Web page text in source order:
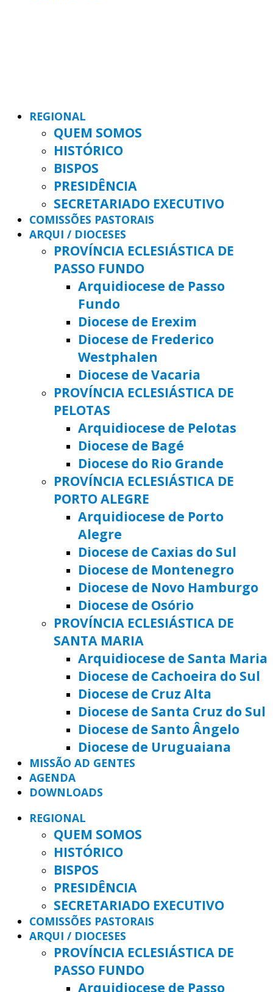
REGIONAL
QUEM SOMOS
HISTÓRICO
BISPOS
PRESIDÊNCIA
SECRETARIADO EXECUTIVO
COMISSÕES PASTORAIS
ARQUI / DIOCESES
PROVÍNCIA ECLESIÁSTICA DE
PASSO FUNDO
Arquidiocese de Passo
Fundo
Diocese de Erexim
Diocese de Frederico
Westphalen
Diocese de Vacaria
PROVÍNCIA ECLESIÁSTICA DE
PELOTAS
Arquidiocese de Pelotas
Diocese de Bagé
Diocese do Rio Grande
PROVÍNCIA ECLESIÁSTICA DE
PORTO ALEGRE
Arquidiocese de Porto
Alegre
Diocese de Caxias do Sul
Diocese de Montenegro
Diocese de Novo Hamburgo
Diocese de Osório
PROVÍNCIA ECLESIÁSTICA DE
SANTA MARIA
Arquidiocese de Santa Maria
Diocese de Cachoeira do Sul
Diocese de Cruz Alta
Diocese de Santa Cruz do Sul
Diocese de Santo Ângelo
Diocese de Uruguaiana
MISSÃO AD GENTES
AGENDA
DOWNLOADS
REGIONAL
QUEM SOMOS
HISTÓRICO
BISPOS
PRESIDÊNCIA
SECRETARIADO EXECUTIVO
COMISSÕES PASTORAIS
ARQUI / DIOCESES
PROVÍNCIA ECLESIÁSTICA DE
PASSO FUNDO
Arquidiocese de Passo